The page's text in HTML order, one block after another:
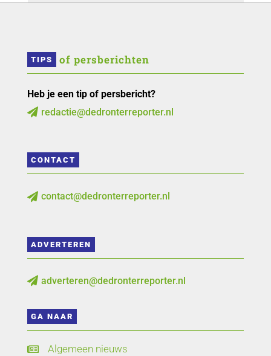
TIPS of persberichten
Heb je een tip of persbericht?
 redactie@dedronterreporter.nl
CONTACT
 contact@dedronterreporter.nl
ADVERTEREN
 adverteren@dedronterreporter.nl
GA NAAR
 Algemeen nieuws